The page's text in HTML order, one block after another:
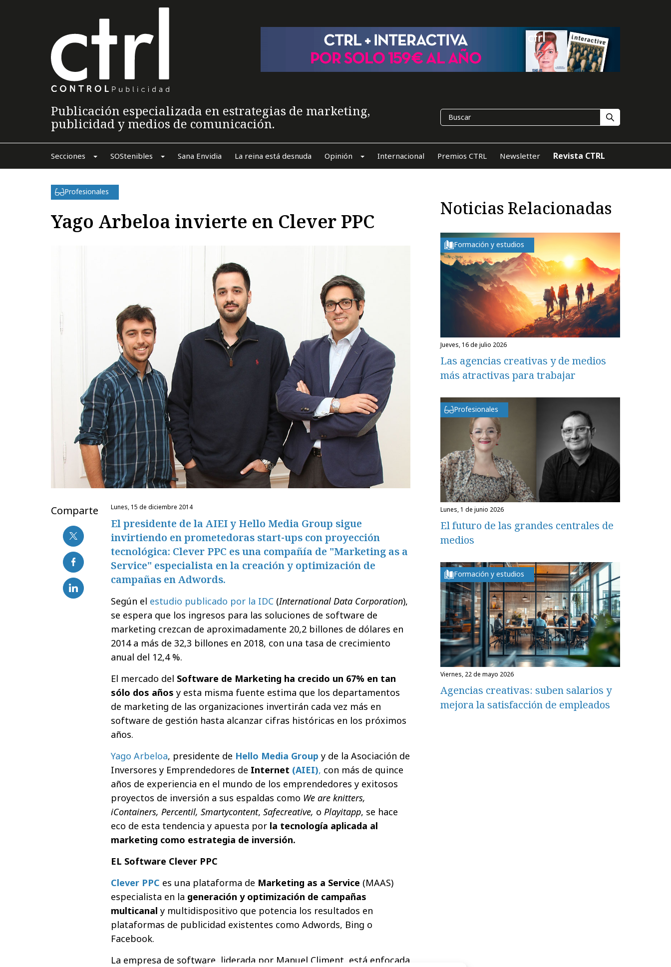
Publicación especializada en estrategias de marketing,
publicidad y medios de comunicación.
Secciones SOStenibles Sana Envidia La reina está desnuda Opinión Internacional Premios CTRL Newsletter Revista CTRL
Profesionales
Yago Arbeloa invierte en Clever PPC
Comparte lunes, 15 de diciembre 2014
El presidente de la AIEI y Hello Media Group sigue
invirtiendo en prometedoras start-ups con proyección
tecnológica: Clever PPC es una compañía de "Marketing as a
Service" especialista en la creación y optimización de
campañas en Adwords.
Según el estudio publicado por la IDC (International Data Corporation),
se espera que los ingresos para las soluciones de software de
marketing crezcan de aproximadamente 20,2 billones de dólares en
2014 a más de 32,3 billones en 2018, con una tasa de crecimiento
anual del 12,4 %.
El mercado del Software de Marketing ha crecido un 67% en tan
sólo dos años y esta misma fuente estima que los departamentos
de marketing de las organizaciones invertirán cada vez más en
software de gestión hasta alcanzar cifras históricas en los próximos
años.
Yago Arbeloa, presidente de Hello Media Group y de la Asociación de
Inversores y Emprendedores de Internet (AIEI), con más de quince
años de experiencia en el mundo de los emprendedores y exitosos
proyectos de inversión a sus espaldas como We are knitters,
iContainers, Percentil, Smartycontent, Safecreative, o Playitapp, se hace
eco de esta tendencia y apuesta por la tecnología aplicada al
marketing como estrategia de inversión.
EL Software Clever PPC
Clever PPC es una plataforma de Marketing as a Service (MAAS)
especialista en la generación y optimización de campañas
multicanal y multidispositivo que potencia los resultados en
plataformas de publicidad existentes como Adwords, Bing o
Facebook.
La empresa de software, liderada por Manuel Climent, está enfocada
Noticias Relacionadas
Formación y estudios
jueves, 16 de julio 2026
Las agencias creativas y de medios
más atractivas para trabajar
Profesionales
lunes, 1 de junio 2026
El futuro de las grandes centrales de
medios
Formación y estudios
viernes, 22 de mayo 2026
Agencias creativas: suben salarios y
mejora la satisfacción de empleados